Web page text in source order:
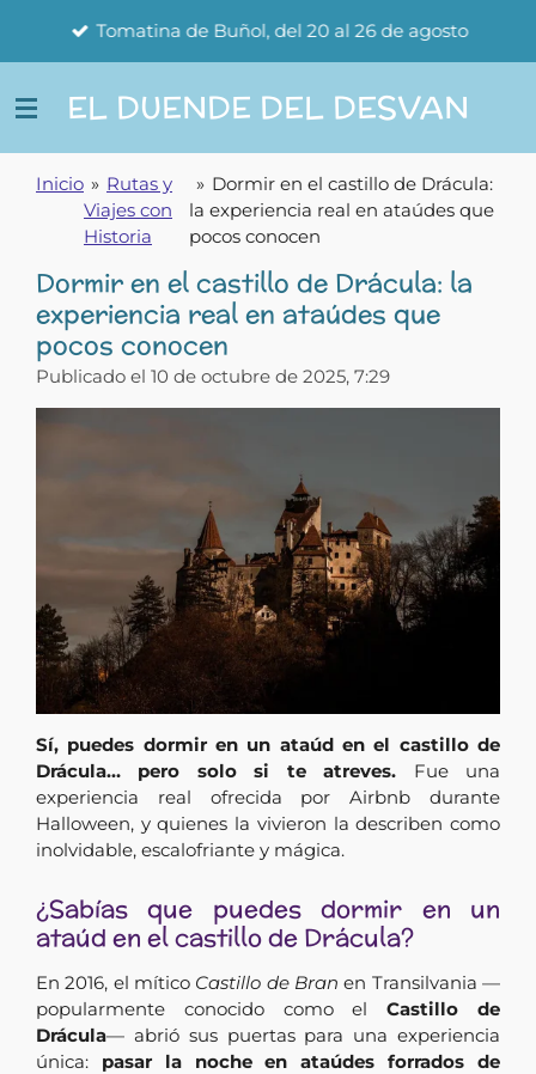
principal
Tomatina de Buñol, del 20 al 26 de agosto
EL DUENDE DEL DESVAN
Inicio » Rutas y
Viajes con
Historia
» Dormir en el castillo de Drácula:
la experiencia real en ataúdes que
pocos conocen
Dormir en el castillo de Drácula: la
experiencia real en ataúdes que
pocos conocen
Publicado el 10 de octubre de 2025, 7:29
Sí, puedes dormir en un ataúd en el castillo de
Drácula… pero solo si te atreves. Fue una
experiencia real ofrecida por Airbnb durante
Halloween, y quienes la vivieron la describen como
inolvidable, escalofriante y mágica.
¿Sabías que puedes dormir en un
ataúd en el castillo de Drácula?
En 2016, el mítico Castillo de Bran en Transilvania —
popularmente conocido como elCastillo de
Drácula— abrió sus puertas para una experiencia
única: pasar la noche en ataúdes forrados de